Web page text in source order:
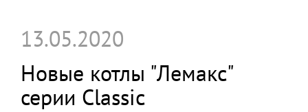
13.05.2020
Новые котлы "Лемакс"
серии Classic